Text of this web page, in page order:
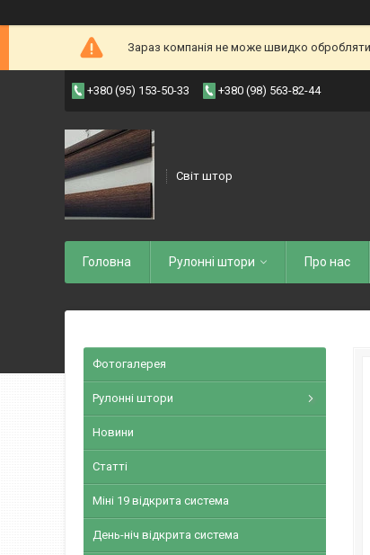
Зараз компанія не може швидко обробляти
+380 (95) 153-50-33 +380 (98) 563-82-44
Світ штор
Головна Рулоннi штори Про нас
Фотогалерея
Рулонні штори
Новини
Статті
Міні 19 відкрита система
День-ніч відкрита система